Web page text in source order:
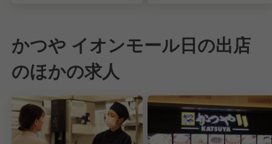
かつや イオンモール日の出店
のほかの求人